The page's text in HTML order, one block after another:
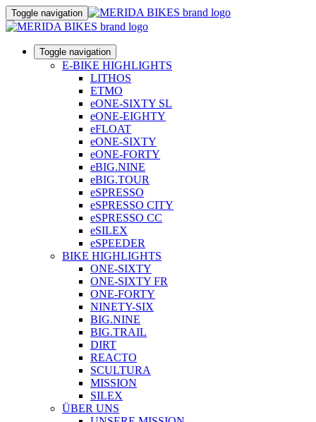
Toggle navigation
Toggle navigation
E-BIKE HIGHLIGHTS
LITHOS
ETMO
eONE-SIXTY SL
eONE-EIGHTY
eFLOAT
eONE-SIXTY
eONE-FORTY
eBIG.NINE
eBIG.TOUR
eSPRESSO
eSPRESSO CITY
eSPRESSO CC
eSILEX
eSPEEDER
BIKE HIGHLIGHTS
ONE-SIXTY
ONE-SIXTY FR
ONE-FORTY
NINETY-SIX
BIG.NINE
BIG.TRAIL
DIRT
REACTO
SCULTURA
MISSION
SILEX
ÜBER UNS